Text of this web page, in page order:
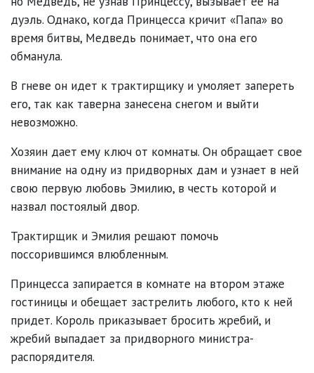
дуэль. Однако, когда Принцесса кричит «Папа» во
время битвы, Медведь понимает, что она его
обманула.
В гневе он идет к трактирщику и умоляет запереть
его, так как таверна занесена снегом и выйти
невозможно.
Хозяин дает ему ключ от комнаты. Он обращает свое
внимание на одну из придворных дам и узнает в ней
свою первую любовь Эмилию, в честь которой и
назвал постоялый двор.
Трактирщик и Эмилия решают помочь
поссорившимся влюбленным.
Принцесса запирается в комнате на втором этаже
гостиницы и обещает застрелить любого, кто к ней
придет. Король приказывает бросить жребий, и
жребий выпадает за придворного министра-
распорядителя.